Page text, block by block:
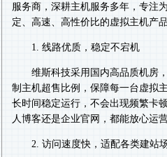
服务商，深耕主机服务多年，专注
定、高速、高性价比的虚拟主机产
1. 线路优质，稳定不宕机
维斯科技采用国内高品质机房
制主机超售比例，保障每一台虚拟
长时间稳定运行，不会出现频繁卡
人博客还是企业官网，都能放心运营
2. 访问速度快，适配各类建站